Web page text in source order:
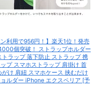
ン利用で956円！】楽天1位！発売
個突破！ ストラップホルダー
トラップ 落下防止 ストラップ 携
プ スマホストラップ 肩掛け 首
がけ 肩紐 スマホケース 挟むだけ
ルダー iPhone エクスペリア [予